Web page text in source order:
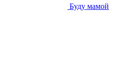
Буду мамой